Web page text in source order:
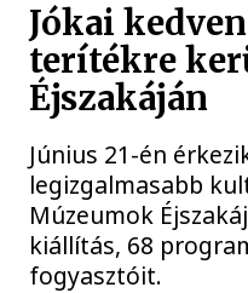
Jókai
terítékre
Éjszakáján
Június 21-én
legizgalmasabb
Múzeumok
kiállítás, 68
fogyasztóit.